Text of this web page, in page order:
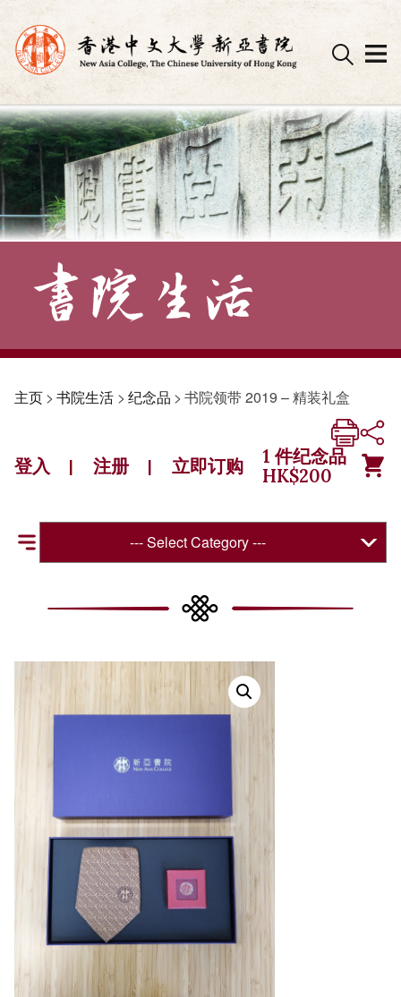
Skip
to
content
主页> 书院生活 > 纪念品 > 书院领带 2019 – 精装礼盒
登入 | 注册 | 立即订购 1 件纪念品
HK$200
--- Select Category ---